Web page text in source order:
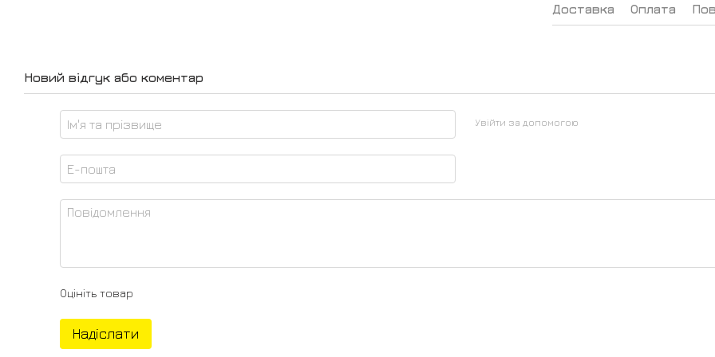
Доставка Оплата
Новий відгук або коментар
Увійти за допомогою
Оцініть товар
Надіслати